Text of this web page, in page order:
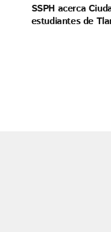
SSPH acerca
estudiantes de